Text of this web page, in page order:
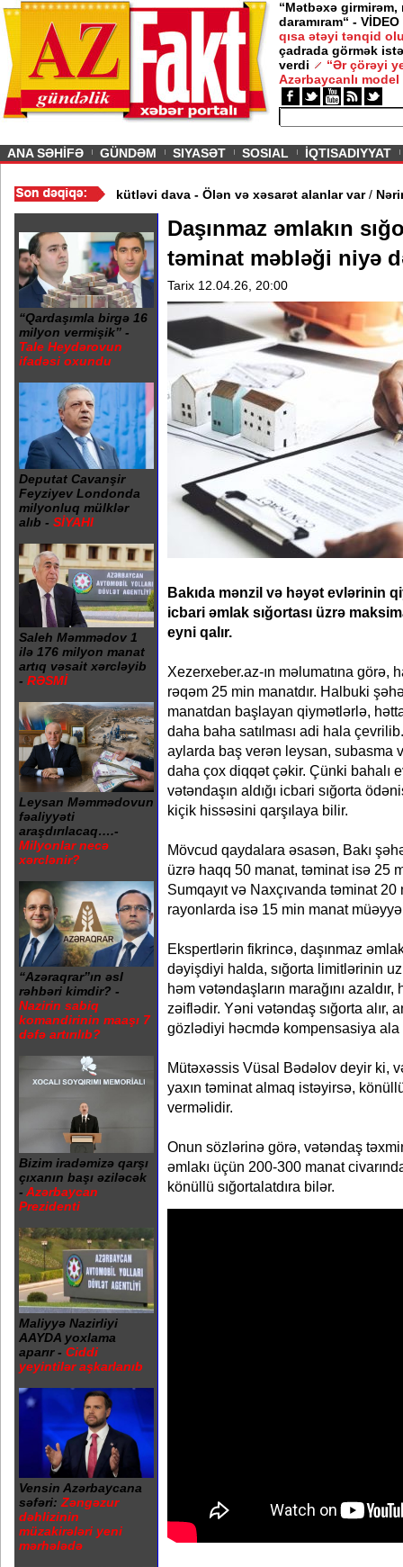
“Mətbəxə girmirəm,
daramıram“ - VİDEO
qısa ətəyi tənqid
çadrada görmək
verdi
“Ər çörəyi
Azərbaycanlı model
Nigar
ANA SƏHİFƏ GÜNDƏM SIYASƏT SOSIAL İQTISADIYYAT
/Restoranın qarşısında kütləvi dava - Ölən və xəsarət alanlar
“Qardaşımla birgə 16
milyon vermişik” -
Tale Heydərovun
ifadəsi oxundu
Deputat Cavanşir
Feyziyev Londonda
milyonluq mülklər
alıb - SİYAHI
Saleh Məmmədov 1
ilə 176 milyon manat
artıq vəsait xərcləyib
- RƏSMİ
Leysan Məmmədovun
fəaliyyəti
araşdırılacaq….-
Milyonlar necə
xərclənir?
“Azəraqrar”ın əsl
rəhbəri kimdir? -
Nazirin sabiq
komandirinin maaşı 7
dəfə artırılıb?
Bizim iradəmizə qarşı
çıxanın başı əziləcək
- Azərbaycan
Prezidenti
Maliyyə Nazirliyi
AAYDA yoxlama
aparır - Ciddi
yeyintilər aşkarlanıb
Vensin Azərbaycana
səfəri: Zəngəzur
dəhlizinin
müzakirələri yeni
mərhələdə
Daşınmaz əmlakın
təminat məbləği niyə
Tarix 12.04.26, 20:00
Bakıda mənzil və həyət evlərinin
icbari əmlak sığortası üzrə
eyni qalır.
Xezerxeber.az-ın məlumatına görə,
rəqəm 25 min manatdır. Halbuki
manatdan başlayan qiymətlərlə,
daha baha satılması adi hala
aylarda baş verən leysan, subasma
daha çox diqqət çəkir. Çünki bahalı
vətəndaşın aldığı icbari sığorta
kiçik hissəsini qarşılaya bilir.
Mövcud qaydalara əsasən, Bakı
üzrə haqq 50 manat, təminat isə 25
Sumqayıt və Naxçıvanda təminat
rayonlarda isə 15 min manat
Ekspertlərin fikrincə, daşınmaz
dəyişdiyi halda, sığorta limitlərinin
həm vətəndaşların marağını azaldır,
zəiflədir. Yəni vətəndaş sığorta alır,
gözlədiyi həcmdə kompensasiya ala
Mütəxəssis Vüsal Bədəlov deyir ki,
yaxın təminat almaq istəyirsə,
verməlidir.
Onun sözlərinə görə, vətəndaş
əmlakı üçün 200-300 manat
könüllü sığortalatdıra bilər.